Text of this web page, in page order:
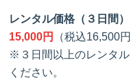
レンタル価格（３日間）
15,000円
（税込16,500円
※３日間以上のレンタ
ください。